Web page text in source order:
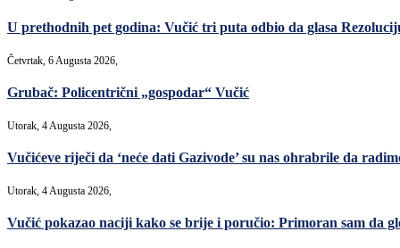
U prethodnih pet godina: Vučić tri puta odbio da glasa
Četvrtak, 6 Augusta 2026,
Grubač: Policentrični „gospodar“ Vučić
Utorak, 4 Augusta 2026,
Vučićeve riječi da ‘neće dati Gazivode’ su nas ohrabrile da
Utorak, 4 Augusta 2026,
Vučić pokazao naciji kako se brije i poručio: Primoran sam da